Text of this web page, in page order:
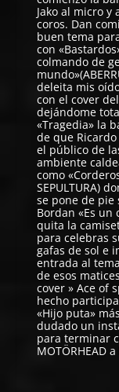
Jako al micro y
coros. Dan
buen tema
con
colmando de
deleita mis
con el cover
dejándome
«Tragedia» la
de que
el público de
ambiente
como
SEPULTURA)
se pone de
Bordan «Es un
quita la
para celebras
gafas de sol e
entrada al
de esos
cover » Ace of
hecho
«Hijo puta»
dudado un
para terminar
MOTÖRHEAD